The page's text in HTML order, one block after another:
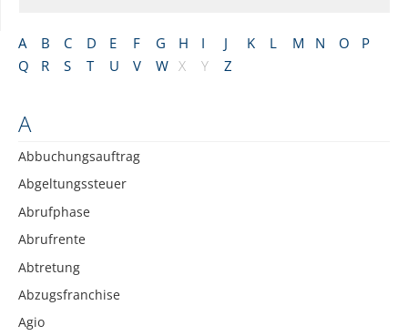
A B C D E F G H I J K L M N O
P
Q
R S T U V W X Y Z
A
Abbuchungsauftrag
Abgeltungssteuer
Abrufphase
Abrufrente
Abtretung
Abzugsfranchise
Agio